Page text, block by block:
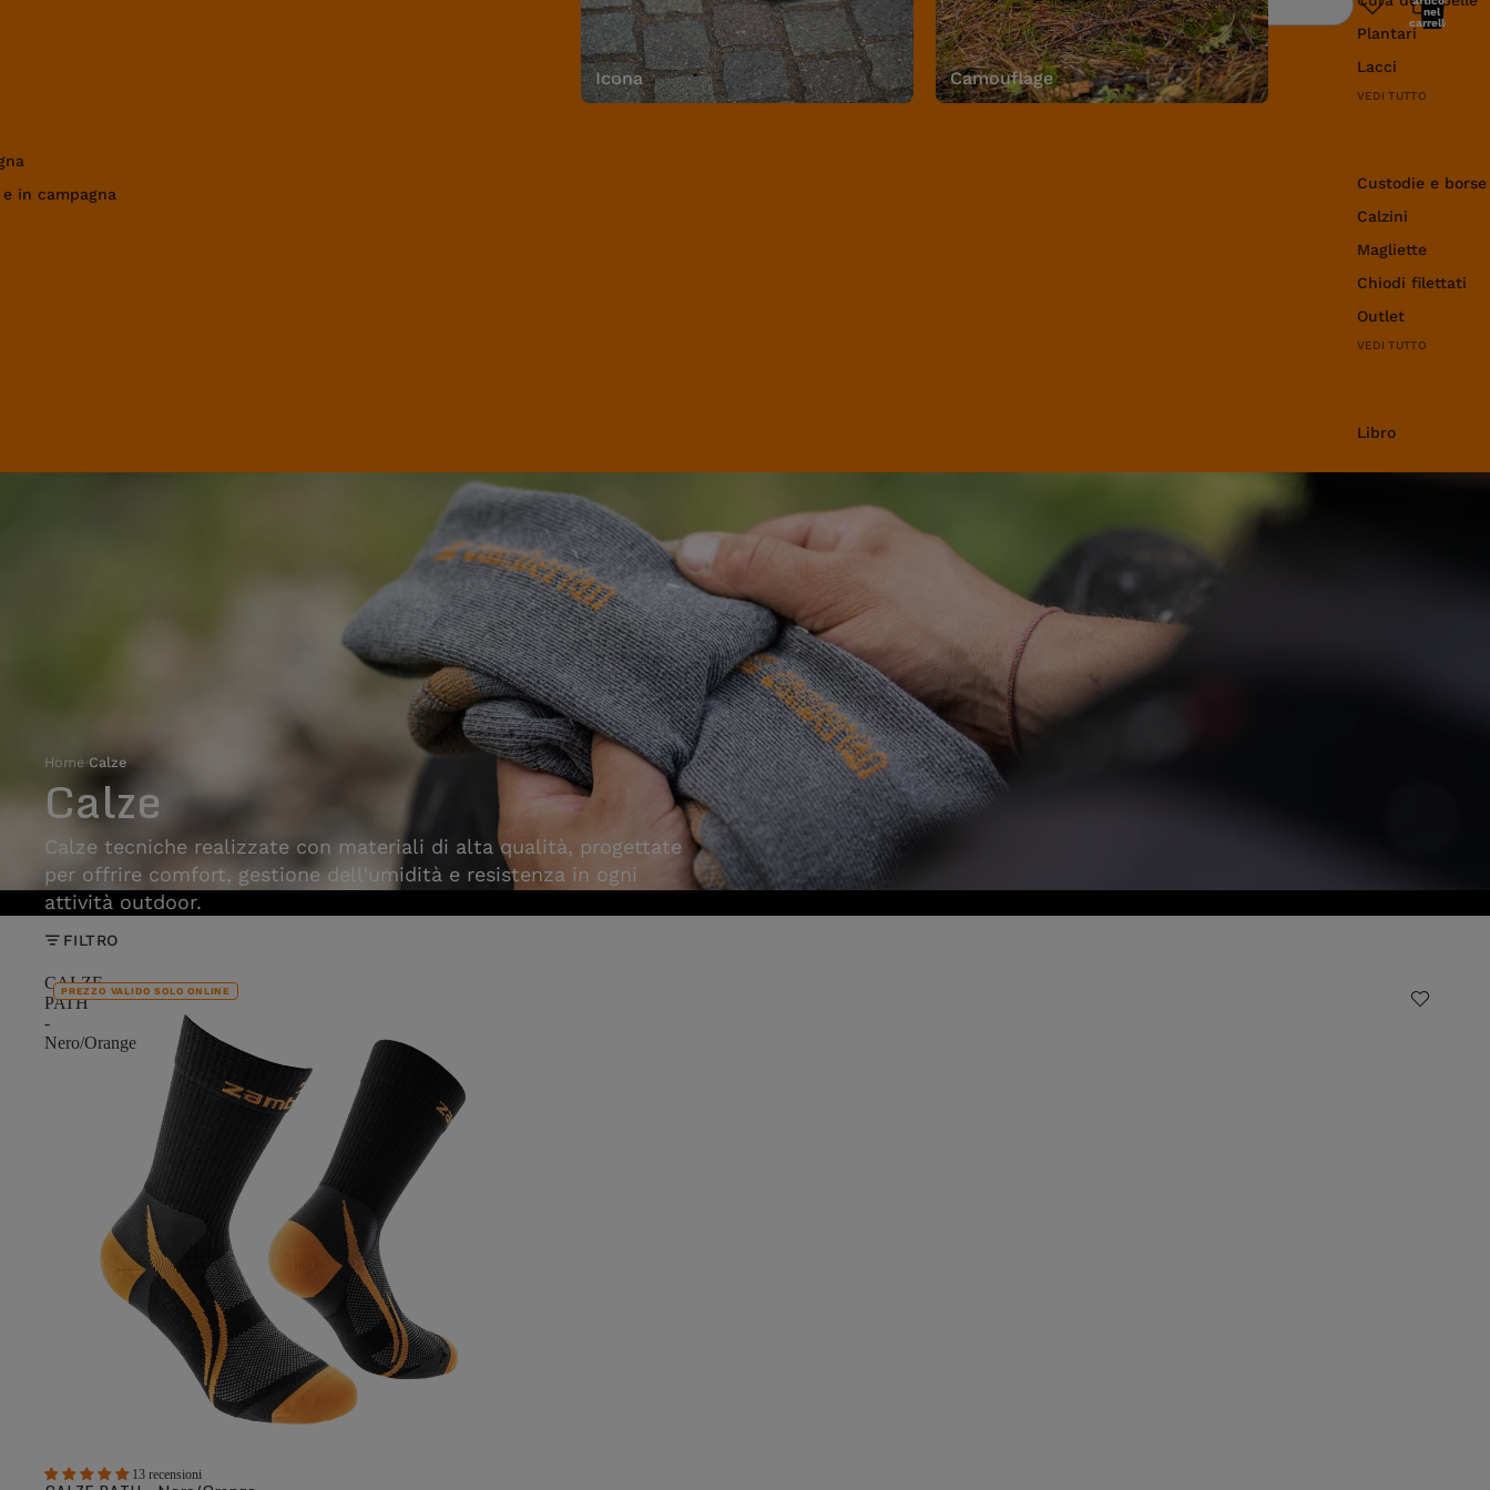
in campagna
Icona Camouflage
Plantari
Lacci
VEDI TUTTO
Custodie e
Calzini
Magliette
Chiodi filettati
Outlet
VEDI TUTTO
Libro
Ricerca
nel
carrello:
Home›Calze
Calze
Calze tecniche realizzate con materiali di alta qualità, progettate
per offrire comfort, gestione dell'umidità e resistenza in ogni
attività outdoor.
FILTRO
CALZE
PATH
-
Nero/Orange
13 recensioni
PREZZO VALIDO SOLO ONLINE